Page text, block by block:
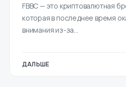
FBBC — это криптовалютная
которая в последнее время
внимания из-за…
ДАЛЬШЕ